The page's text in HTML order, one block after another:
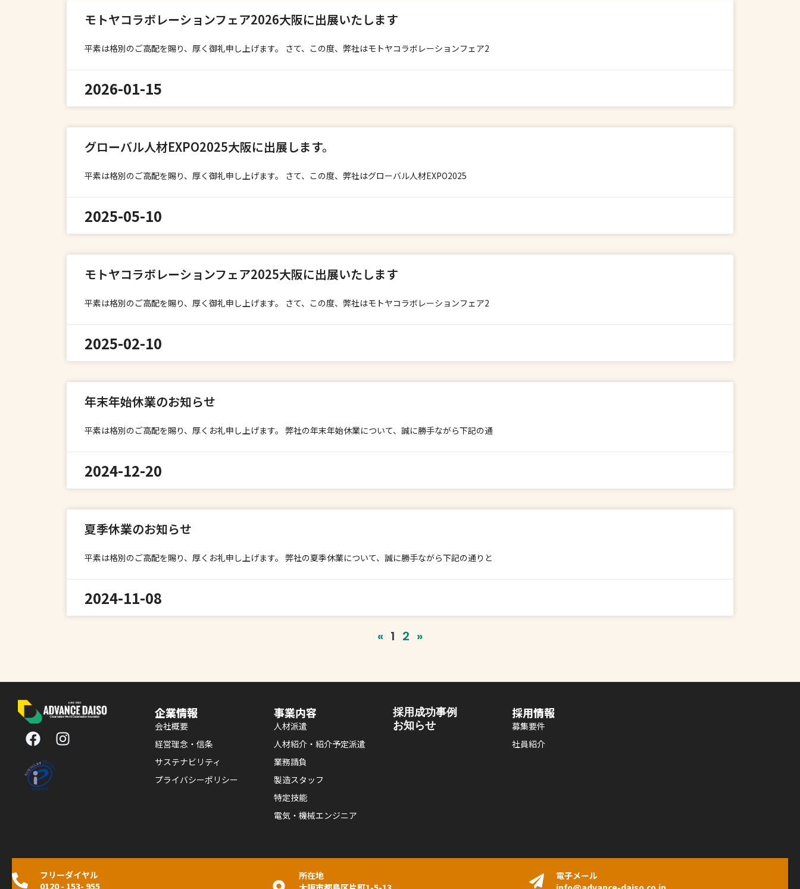
モトヤコラボレーションフェア2026大阪に出展いたします
平素は格別のご高配を賜り、厚く御礼申し上げます。 さて、この度、弊社はモトヤコラボレーションフェア2
2026-01-15
グローバル人材EXPO2025大阪に出展します。
平素は格別のご高配を賜り、厚く御礼申し上げます。 さて、この度、弊社はグローバル人材EXPO2025
2025-05-10
モトヤコラボレーションフェア2025大阪に出展いたします
平素は格別のご高配を賜り、厚く御礼申し上げます。 さて、この度、弊社はモトヤコラボレーションフェア2
2025-02-10
年末年始休業のお知らせ
平素は格別のご高配を賜り、厚くお礼申し上げます。 弊社の年末年始休業について、誠に勝手ながら下記の通
2024-12-20
夏季休業のお知らせ
平素は格別のご高配を賜り、厚くお礼申し上げます。 弊社の夏季休業について、誠に勝手ながら下記の通りと
2024-11-08
« 1 2 »
F
a
c
e
b
I
n
企業情報
会社概要
経営理念・信条
サステナビリティ
プライバシーポリシー
事業内容
人材派遣
人材紹介・紹介予定派遣
業務請負
製造スタッフ
特定技能
電気・機械エンジニア
採用成功事例
お知らせ
採用情報
募集要件
社員紹介
フリーダイヤル
0120 - 153- 955
所在地
電子メール